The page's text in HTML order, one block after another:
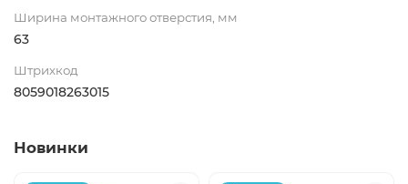
Ширина монтажного отверстия, мм
63
Штрихкод
8059018263015
Новинки